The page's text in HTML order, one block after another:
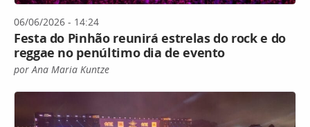
06/06/2026 - 14:24
Festa do Pinhão reunirá estrelas do rock e do
reggae no penúltimo dia de evento
por Ana Maria Kuntze